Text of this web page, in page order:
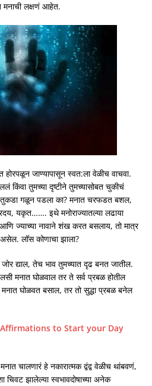
मनाची लक्षणं आहेत.
होरपळून जाण्यापासून स्वत:ला वेळीच वाचवा.
किंवा तुमच्या दृष्टीने तुमच्यासोबत चुकीचं
तुकडा गळून पडला का? मनात चरफडत बशल,
यकृत……. इथे मनोराज्यातल्या लढाया
ज्याच्या नावाने शंख करत बसलाय, तो मात्र
लॉस कोणाचा झाला?
जोर द्याल, तेच भाव तुमच्यात दृढ बनत जातील.
मनात घोळवाल तर ते सर्व प्रबळ होतील
मनात घोळवत बसाल, तर तो सुद्धा प्रबळ बनेल
to Start your Day
चालणारं हे नकारात्मक द्वंद्व वेळीच थांबवणं,
चिवट झालेल्या स्वभावदोषाच्या अनेक